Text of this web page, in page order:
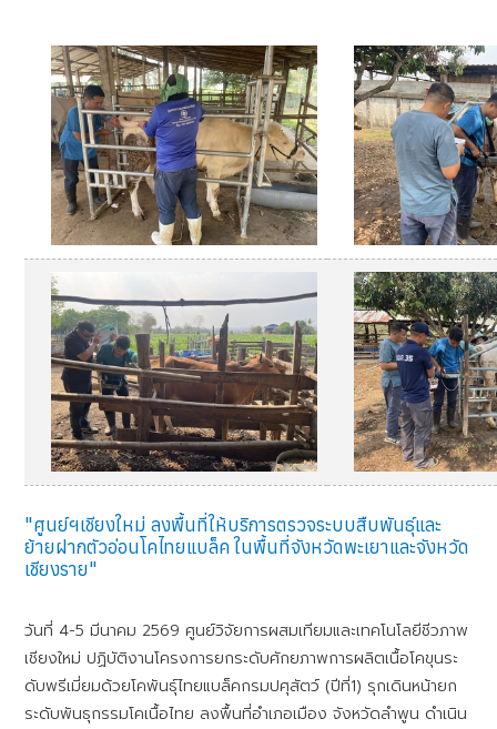
"ศูนย์ฯเชียงใหม่ ลงพื้นที่ให้บริการตรวจระบบสืบพันธุ์และ
ย้ายฝากตัวอ่อนโคไทยแบล็ค ในพื้นที่จังหวัดพะเยาและจังหวัด
เชียงราย"
วันที่ 4-5 มีนาคม 2569 ศูนย์วิจัยการผสมเทียมและเทคโนโลยีชีวภาพ
เชียงใหม่ ปฏิบัติงานโครงการยกระดับศักยภาพการผลิตเนื้อโคขุนระ
ดับพรีเมี่ยมด้วยโคพันธุ์ไทยแบล็คกรมปศุสัตว์ (ปีที่1) รุกเดินหน้ายก
ระดับพันธุกรรมโคเนื้อไทย ลงพื้นที่อำเภอเมือง จังหวัดลำพูน ดำเนิน